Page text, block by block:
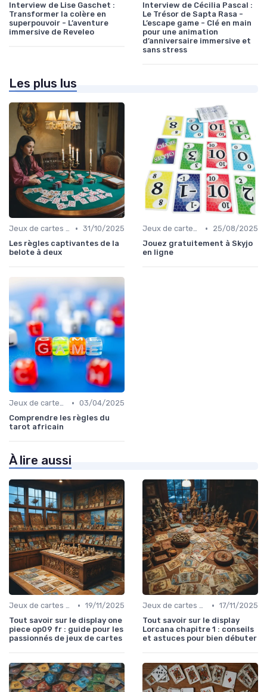
Interview de Lise Gaschet :
Transformer la colère en
superpouvoir - L’aventure
immersive de Reveleo
Interview de Cécilia Pascal :
Le Trésor de Sapta Rasa -
L’escape game - Clé en main
pour une animation
d’anniversaire immersive et
sans stress
Les plus lus
Jeux de cartes traditionnels • 31/10/2025
Les règles captivantes de la
belote à deux
Jeux de cartes traditionnels •
25/08/2025
Jouez gratuitement à Skyjo
en ligne
Jeux de cartes à collectionner • 03/04/2025
Comprendre les règles du
tarot africain
À lire aussi
Jeux de cartes modernes • 19/11/2025
Tout savoir sur le display one
piece op09 fr : guide pour les
passionnés de jeux de cartes
Jeux de cartes modernes • 17/11/2025
Tout savoir sur le display
Lorcana chapitre 1 : conseils
et astuces pour bien débuter